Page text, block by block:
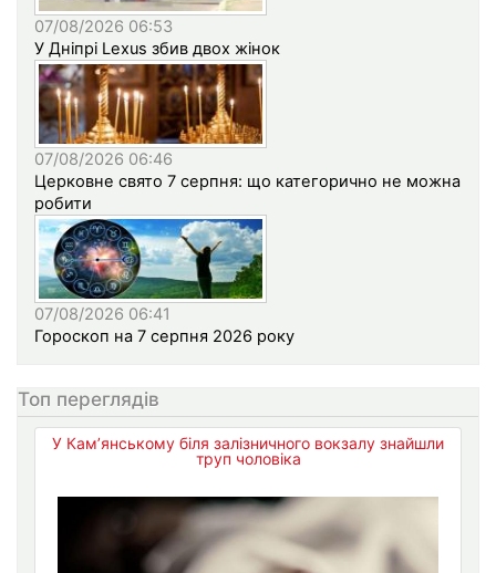
07/08/2026 06:53
У Дніпрі Lexus збив двох жінок
07/08/2026 06:46
Церковне свято 7 серпня: що категорично не можна
робити
07/08/2026 06:41
Гороскоп на 7 серпня 2026 року
Топ переглядів
У Кам’янському біля залізничного вокзалу знайшли
труп чоловіка